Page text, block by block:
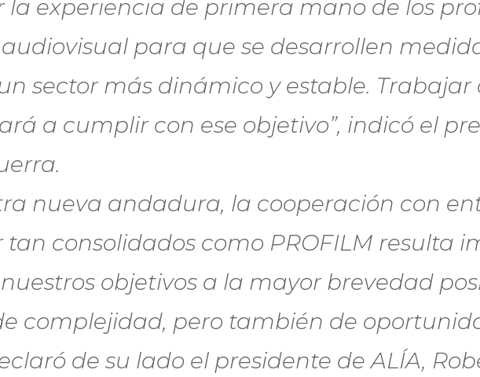
la experiencia de primera mano de los
para que se desarrollen
sector más dinámico y estable. Trabajar
a cumplir con ese objetivo”, indicó el
nueva andadura, la cooperación con
tan consolidados como PROFILM resulta
objetivos a la mayor brevedad
complejidad, pero también de
de su lado el presidente de ALÍA,